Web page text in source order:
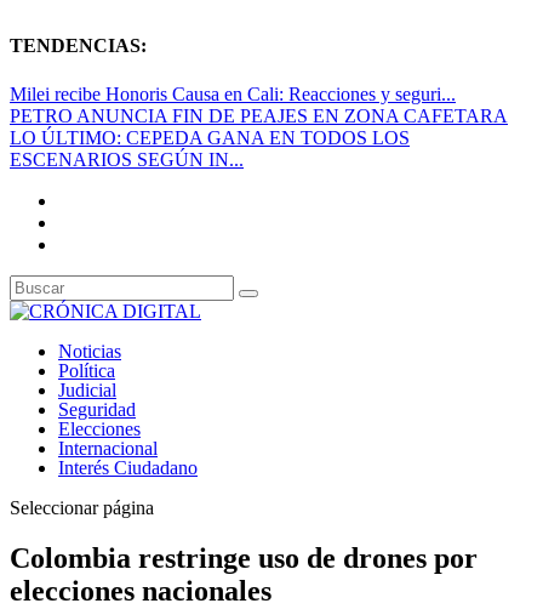
TENDENCIAS:
Milei recibe Honoris Causa en Cali: Reacciones y seguri...
PETRO ANUNCIA FIN DE PEAJES EN ZONA CAFETARA
LO ÚLTIMO: CEPEDA GANA EN TODOS LOS
ESCENARIOS SEGÚN IN...
Noticias
Política
Judicial
Seguridad
Elecciones
Internacional
Interés Ciudadano
Seleccionar página
Colombia restringe uso de drones por
elecciones nacionales